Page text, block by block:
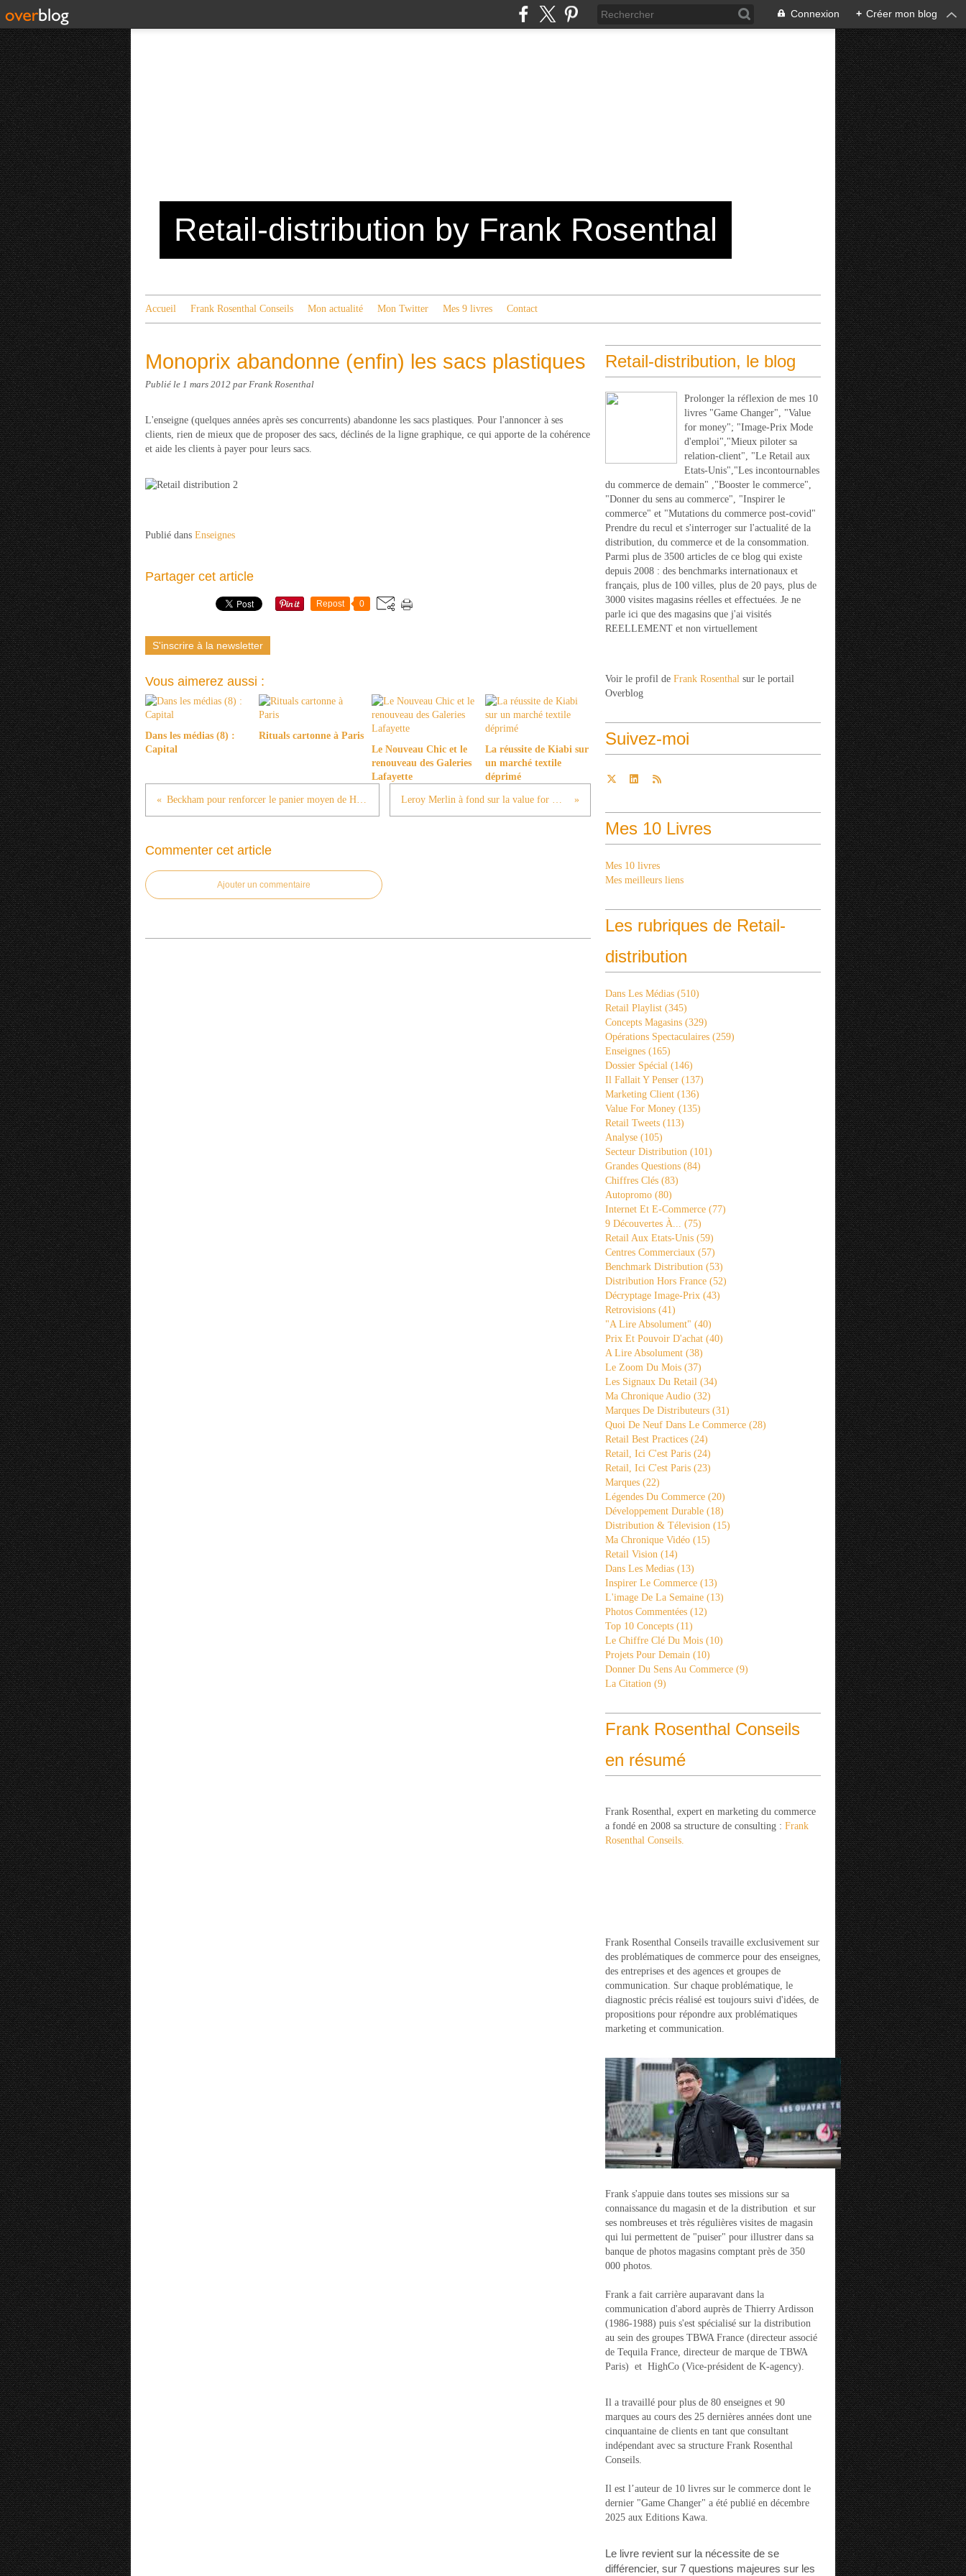
Connexion + Créer mon blog
Retail-distribution by Frank Rosenthal
Accueil Frank Rosenthal Conseils Mon actualité Mon Twitter Mes 9 livres Contact
Monoprix abandonne (enfin) les sacs plastiques
Publié le 1 mars 2012 par Frank Rosenthal
L'enseigne (quelques années après ses concurrents) abandonne les sacs plastiques. Pour l'annoncer à ses
clients, rien de mieux que de proposer des sacs, déclinés de la ligne graphique, ce qui apporte de la cohérence
et aide les clients à payer pour leurs sacs.
Publié dans Enseignes
Partager cet article
Repost 0
S'inscrire à la newsletter
Vous aimerez aussi :
Dans les médias (8) :
Capital
Rituals cartonne à Paris
Le Nouveau Chic et le
renouveau des Galeries
Lafayette
La réussite de Kiabi sur
un marché textile
déprimé
Beckham pour renforcer le panier moyen de H&M ? Leroy Merlin à fond sur la value for money
Commenter cet article
Ajouter un commentaire
Retail-distribution, le blog
Prolonger la réflexion de mes 10
livres "Game Changer", "Value
for money"; "Image-Prix Mode
d'emploi","Mieux piloter sa
relation-client", "Le Retail aux
Etats-Unis","Les incontournables
du commerce de demain" ,"Booster le commerce",
"Donner du sens au commerce", "Inspirer le
commerce" et "Mutations du commerce post-covid"
Prendre du recul et s'interroger sur l'actualité de la
distribution, du commerce et de la consommation.
Parmi plus de 3500 articles de ce blog qui existe
depuis 2008 : des benchmarks internationaux et
français, plus de 100 villes, plus de 20 pays, plus de
3000 visites magasins réelles et effectuées. Je ne
parle ici que des magasins que j'ai visités
REELLEMENT et non virtuellement
Voir le profil de Frank Rosenthal sur le portail
Overblog
Suivez-moi
Mes 10 Livres
Mes 10 livres
Mes meilleurs liens
Les rubriques de Retail-
distribution
Dans Les Médias (510)
Retail Playlist (345)
Concepts Magasins (329)
Opérations Spectaculaires (259)
Enseignes (165)
Dossier Spécial (146)
Il Fallait Y Penser (137)
Marketing Client (136)
Value For Money (135)
Retail Tweets (113)
Analyse (105)
Secteur Distribution (101)
Grandes Questions (84)
Chiffres Clés (83)
Autopromo (80)
Internet Et E-Commerce (77)
9 Découvertes À... (75)
Retail Aux Etats-Unis (59)
Centres Commerciaux (57)
Benchmark Distribution (53)
Distribution Hors France (52)
Décryptage Image-Prix (43)
Retrovisions (41)
"a Lire Absolument" (40)
Prix Et Pouvoir D'achat (40)
A Lire Absolument (38)
Le Zoom Du Mois (37)
Les Signaux Du Retail (34)
Ma Chronique Audio (32)
Marques De Distributeurs (31)
Quoi De Neuf Dans Le Commerce (28)
Retail Best Practices (24)
Retail, Ici C'est Paris (24)
Retail, Ici C'est Paris (23)
Marques (22)
Légendes Du Commerce (20)
Développement Durable (18)
Distribution & Télevision (15)
Ma Chronique Vidéo (15)
Retail Vision (14)
Dans Les Medias (13)
Inspirer Le Commerce (13)
L'image De La Semaine (13)
Photos Commentées (12)
Top 10 Concepts (11)
Le Chiffre Clé Du Mois (10)
Projets Pour Demain (10)
Donner Du Sens Au Commerce (9)
La Citation (9)
Frank Rosenthal Conseils
en résumé
Frank Rosenthal, expert en marketing du commerce
a fondé en 2008 sa structure de consulting : Frank
Rosenthal Conseils.
Frank Rosenthal Conseils travaille exclusivement sur
des problématiques de commerce pour des enseignes,
des entreprises et des agences et groupes de
communication. Sur chaque problématique, le
diagnostic précis réalisé est toujours suivi d'idées, de
propositions pour répondre aux problématiques
marketing et communication.
Frank s'appuie dans toutes ses missions sur sa
connaissance du magasin et de la distribution et sur
ses nombreuses et très régulières visites de magasin
qui lui permettent de "puiser" pour illustrer dans sa
banque de photos magasins comptant près de 350
000 photos.
Frank a fait carrière auparavant dans la
communication d'abord auprès de Thierry Ardisson
(1986-1988) puis s'est spécialisé sur la distribution
au sein des groupes TBWA France (directeur associé
de Tequila France, directeur de marque de TBWA
Paris) et HighCo (Vice-président de K-agency).
Il a travaillé pour plus de 80 enseignes et 90
marques au cours des 25 dernières années dont une
cinquantaine de clients en tant que consultant
indépendant avec sa structure Frank Rosenthal
Conseils.
Il est l’auteur de 10 livres sur le commerce dont le
dernier "Game Changer" a été publié en décembre
2025 aux Editions Kawa.
Le livre revient sur la nécessite de se
différencier, sur 7 questions majeures sur les